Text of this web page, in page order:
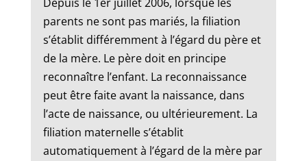
parents ne sont pas mariés, la filiation
s’établit différemment à l’égard du père et
de la mère. Le père doit en principe
reconnaître l’enfant. La reconnaissance
peut être faite avant la naissance, dans
l’acte de naissance, ou ultérieurement. La
filiation maternelle s’établit
automatiquement à l’égard de la mère par